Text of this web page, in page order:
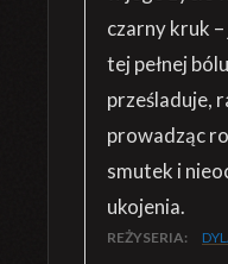
czarny kruk
tej pełnej
prześladuje,
prowadząc
smutek i
ukojenia.
REŻYSERIA: